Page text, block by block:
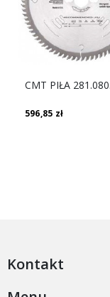
596,85 zł
Kontakt